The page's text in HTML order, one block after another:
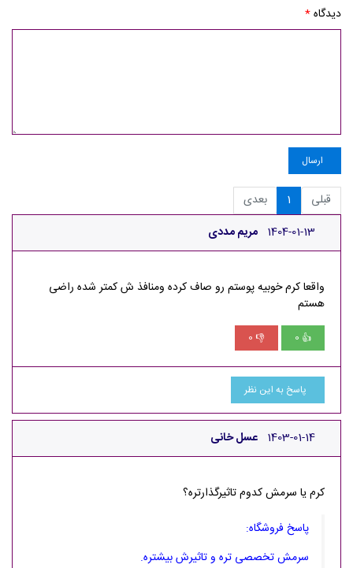
دیدگاه*
ارسال
قبلی 1
بعدی
مریم مددی 1404-01-13
واقعا کرم خوبیه پوستم رو صاف کرده و‌منافذ ش کمتر شده راضی
هستم
👍
0
👎
0
پاسخ به این نظر
عسل خانی 1403-01-14
کرم یا سرمش کدوم تاثیرگذارتره؟
پاسخ فروشگاه:
سرمش تخصصی تره و تاثیرش بیشتره.